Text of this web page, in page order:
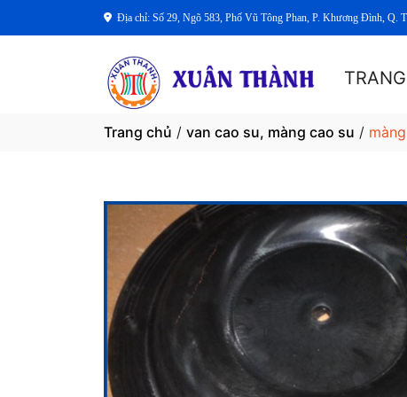
Địa chỉ: Số 29, Ngõ 583, Phố Vũ Tông Phan, P. Khương Đình, Q.
Trang chủ / van cao su, màng cao su /